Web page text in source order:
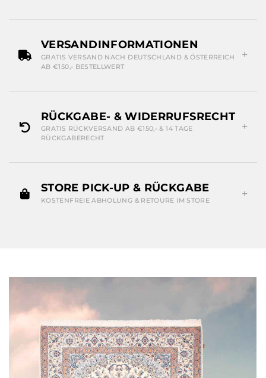
VERSANDINFORMATIONEN
GRATIS VERSAND NACH DEUTSCHLAND & ÖSTERREICH
AB €150,- BESTELLWERT
RÜCKGABE- & WIDERRUFSRECHT
GRATIS RÜCKVERSAND AB €150,- & 14 TAGE
RÜCKGABERECHT
STORE PICK-UP & RÜCKGABE
KOSTENFREIE ABHOLUNG & RETOURE IM STORE